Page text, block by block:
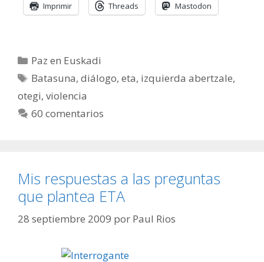
Imprimir Threads Mastodon
Categorías
Paz en Euskadi
Etiquetas
Batasuna,diálogo,eta, izquierda abertzale,
otegi, violencia
60 comentarios
Mis respuestas a las preguntas
que plantea ETA
28 septiembre 2009 por Paul Rios